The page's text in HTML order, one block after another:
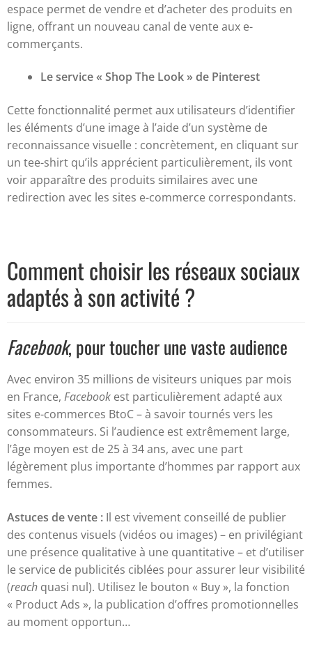
espace permet de vendre et d’acheter des produits en
ligne, offrant un nouveau canal de vente aux e-
commerçants.
Le service « Shop The Look » de Pinterest
Cette fonctionnalité permet aux utilisateurs d’identifier
les éléments d’une image à l’aide d’un système de
reconnaissance visuelle : concrètement, en cliquant sur
un tee-shirt qu’ils apprécient particulièrement, ils vont
voir apparaître des produits similaires avec une
redirection avec les sites e-commerce correspondants.
Comment choisir les réseaux sociaux
adaptés à son activité ?
Facebook, pour toucher une vaste audience
Avec environ 35 millions de visiteurs uniques par mois
en France, Facebook est particulièrement adapté aux
sites e-commerces BtoC – à savoir tournés vers les
consommateurs. Si l’audience est extrêmement large,
l’âge moyen est de 25 à 34 ans, avec une part
légèrement plus importante d’hommes par rapport aux
femmes.
Astuces de vente : Il est vivement conseillé de publier
des contenus visuels (vidéos ou images) – en privilégiant
une présence qualitative à une quantitative – et d’utiliser
le service de publicités ciblées pour assurer leur visibilité
(reach quasi nul). Utilisez le bouton « Buy », la fonction
« Product Ads », la publication d’offres promotionnelles
au moment opportun…